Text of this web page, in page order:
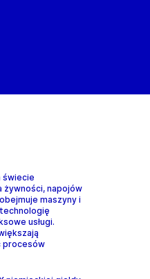
świecie
napojów
maszyny i
usługi.
procesów